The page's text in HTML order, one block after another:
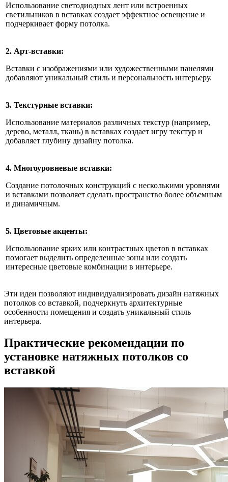
Использование светодиодных лент или встроенных
светильников в вставках создает эффектное освещение и
подчеркивает форму потолка.
2. Арт-вставки:
Вставки с изображениями или художественными панелями
добавляют уникальный стиль и персональность интерьеру.
3. Текстурные вставки:
Использование материалов различных текстур (например,
дерево, металл, ткань) в вставках создает игру текстур и
добавляет глубину дизайну потолка.
4. Многоуровневые вставки:
Создание потолочных конструкций с несколькими уровнями
и вставками позволяет сделать пространство более объемным
и динамичным.
5. Цветовые акценты:
Использование ярких или контрастных цветов в вставках
помогает выделить определенные зоны или создать
интересные цветовые комбинации в интерьере.
Эти идеи позволяют индивидуализировать дизайн натяжных
потолков со вставкой, подчеркнуть архитектурные
особенности помещения и создать уникальный стиль
интерьера.
Практические рекомендации по
установке натяжных потолков со
вставкой